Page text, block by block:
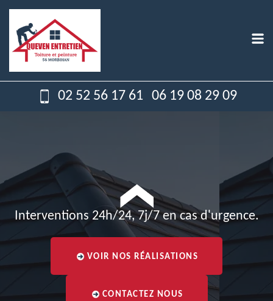
02 52 56 17 61 06 19 08 29 09
Interventions 24h/24, 7j/7 en cas d'urgence.
VOIR NOS RÉALISATIONS
CONTACTEZ NOUS